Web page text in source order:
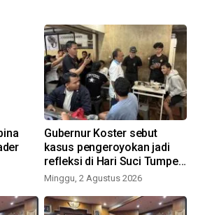
Gubernur Koster sebut
kasus pengeroyokan jadi
refleksi di Hari Suci Tumpek
Krulut
Minggu, 2 Agustus 2026